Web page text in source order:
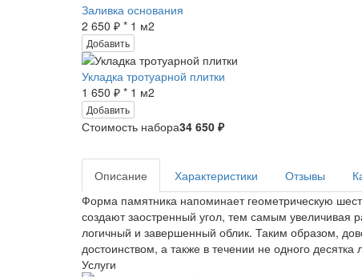
Заливка основания
2 650 ₽ * 1 м2
Добавить
Укладка тротуарной плитки
1 650 ₽ * 1 м2
Добавить
Стоимость набора34 650 ₽
Описание Характеристики Отзывы
Форма памятника напоминает геометрическую
создают заостренный угол, тем самым увеличивая
логичный и завершенный облик. Таким образом,
достоинством, а также в течении не одного
Услуги